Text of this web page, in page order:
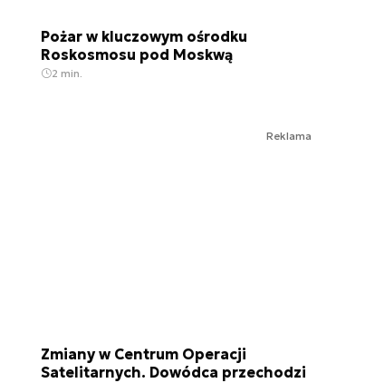
Pożar w kluczowym ośrodku
Roskosmosu pod Moskwą
2 min.
Reklama
Zmiany w Centrum Operacji
Satelitarnych. Dowódca przechodzi